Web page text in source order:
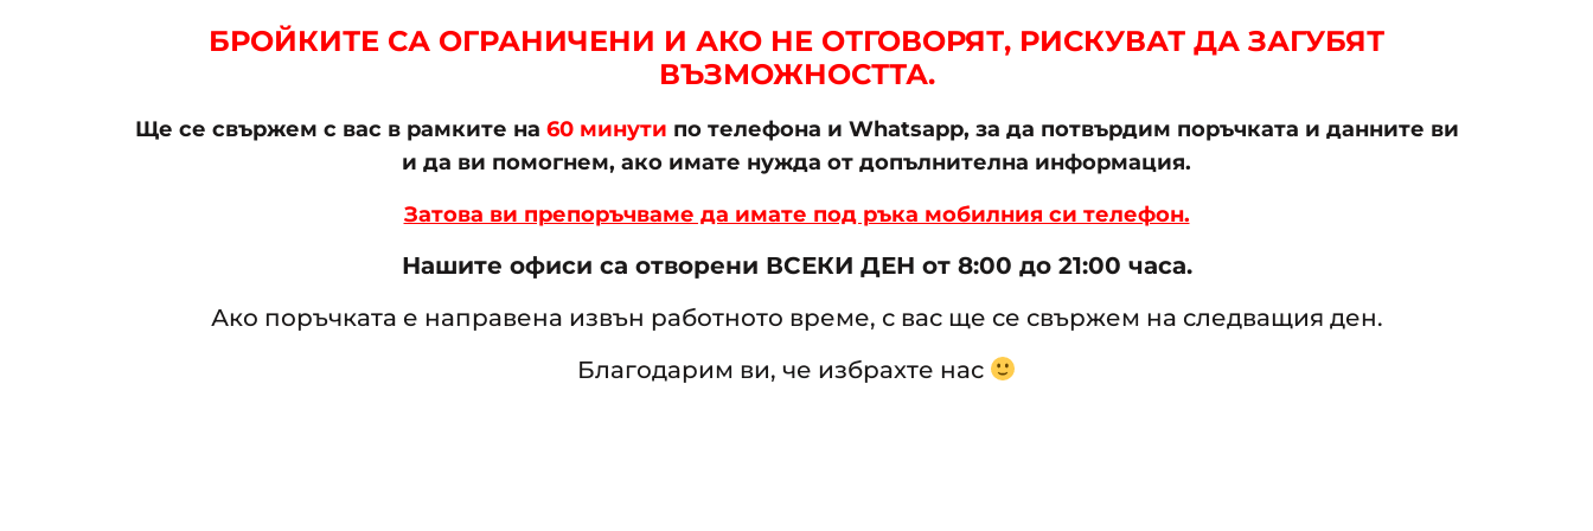
БРОЙКИТЕ СА ОГРАНИЧЕНИ И АКО НЕ ОТГОВОРЯТ, РИСКУВАТ ДА ЗАГУБЯТ
ВЪЗМОЖНОСТТА.
Ще се свържем с вас в рамките на 60 минути по телефона и Whatsapp, за да потвърдим поръчката и данните ви
и да ви помогнем, ако имате нужда от допълнителна информация.
Затова ви препоръчваме да имате под ръка мобилния си телефон.
Нашите офиси са отворени ВСЕКИ ДЕН от 8:00 до 21:00 часа.
Ако поръчката е направена извън работното време, с вас ще се свържем на следващия ден.
Благодарим ви, че избрахте нас